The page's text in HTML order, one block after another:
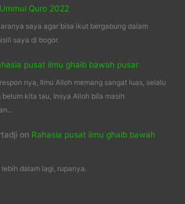
Quro 2022
saya agar bisa ikut bergabung dalam
saya di bogor.
pusat ilmu ghaib bawah pusar
nya, Ilmu Alloh memang sangat luas, selalu
belum kita tau, Insya Alloh bila masih
on Rahasia pusat ilmu ghaib bawah
dalam lagi, rupanya.